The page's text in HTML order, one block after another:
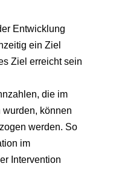
Entwicklung
ein Ziel
Ziel erreicht sein
die im
wurden, können
werden. So
im
Intervention